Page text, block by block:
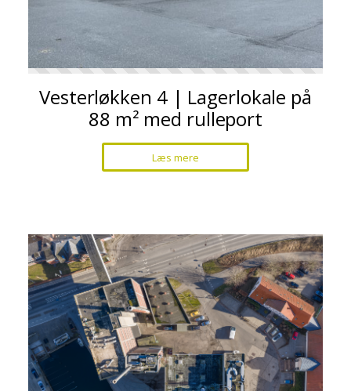
Vesterløkken 4 | Lagerlokale på
88 m² med rulleport
Læs mere